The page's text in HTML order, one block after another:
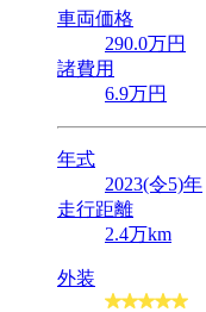
車両価格
290.0万円
諸費用
6.9万円
年式
2023(令5)年
走行距離
2.4万km
外装